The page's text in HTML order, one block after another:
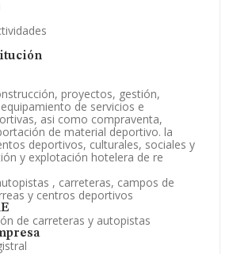
proyectos, gestión,
de servicios e
asi como compraventa,
de material deportivo. la
deportivos, culturales, sociales y
y explotación hotelera de re
, carreteras, campos de
y centros deportivos
de carreteras y autopistas